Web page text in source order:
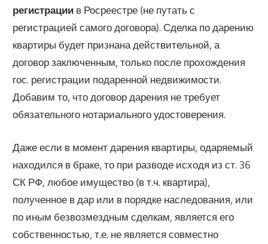
регистрации в Росреестре (не путать с
регистрацией самого договора). Сделка по дарению
квартиры будет признана действительной, а
договор заключенным, только после прохождения
гос. регистрации подаренной недвижимости.
Добавим то, что договор дарения не требует
обязательного нотариального удостоверения.
Даже если в момент дарения квартиры, одаряемый
находился в браке, то при разводе исходя из ст. 36
СК РФ, любое имущество (в т.ч. квартира),
полученное в дар или в порядке наследования, или
по иным безвозмездным сделкам, является его
собственностью, т.е. не является совместно